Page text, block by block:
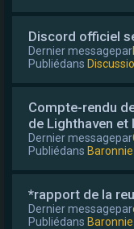
Discord officiel
Dernier messagepar
Publiédans
Compte-rendu
de Lighthaven et
Dernier messagepar
Publiédans
*rapport de la
Dernier messagepar
Publiédans